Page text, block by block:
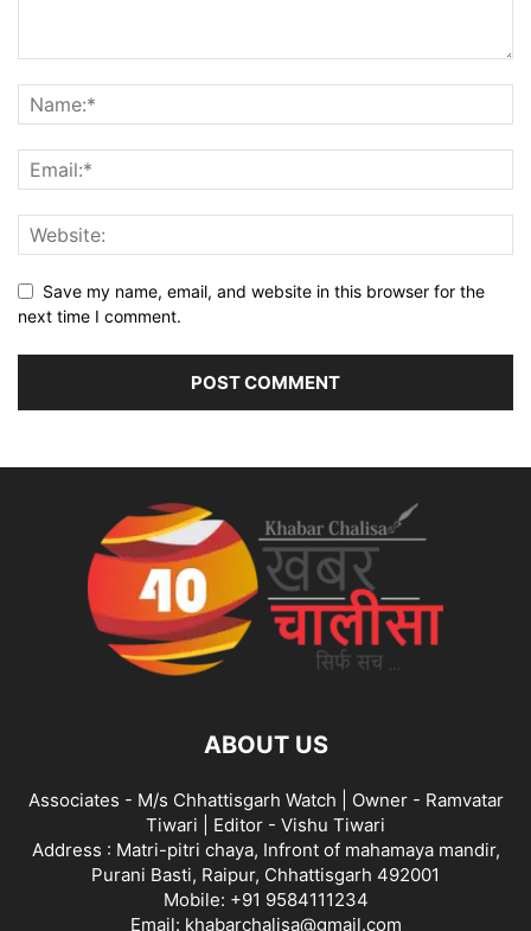
Save my name, email, and website in this browser for the
next time I comment.
ABOUT US
Associates - M/s Chhattisgarh Watch | Owner - Ramvatar
Tiwari | Editor - Vishu Tiwari
Address : Matri-pitri chaya, Infront of mahamaya mandir,
Purani Basti, Raipur, Chhattisgarh 492001
Mobile: +91 9584111234
Email: khabarchalisa@gmail.com